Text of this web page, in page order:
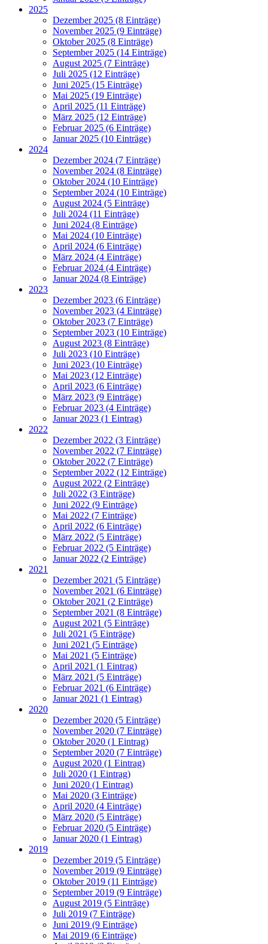
2025
Dezember 2025 (8 Einträge)
November 2025 (9 Einträge)
Oktober 2025 (8 Einträge)
September 2025 (14 Einträge)
August 2025 (7 Einträge)
Juli 2025 (12 Einträge)
Juni 2025 (15 Einträge)
Mai 2025 (19 Einträge)
April 2025 (11 Einträge)
März 2025 (12 Einträge)
Februar 2025 (6 Einträge)
Januar 2025 (10 Einträge)
2024
Dezember 2024 (7 Einträge)
November 2024 (8 Einträge)
Oktober 2024 (10 Einträge)
September 2024 (10 Einträge)
August 2024 (5 Einträge)
Juli 2024 (11 Einträge)
Juni 2024 (8 Einträge)
Mai 2024 (10 Einträge)
April 2024 (6 Einträge)
März 2024 (4 Einträge)
Februar 2024 (4 Einträge)
Januar 2024 (8 Einträge)
2023
Dezember 2023 (6 Einträge)
November 2023 (4 Einträge)
Oktober 2023 (7 Einträge)
September 2023 (10 Einträge)
August 2023 (8 Einträge)
Juli 2023 (10 Einträge)
Juni 2023 (10 Einträge)
Mai 2023 (12 Einträge)
April 2023 (6 Einträge)
März 2023 (9 Einträge)
Februar 2023 (4 Einträge)
Januar 2023 (1 Eintrag)
2022
Dezember 2022 (3 Einträge)
November 2022 (7 Einträge)
Oktober 2022 (7 Einträge)
September 2022 (12 Einträge)
August 2022 (2 Einträge)
Juli 2022 (3 Einträge)
Juni 2022 (9 Einträge)
Mai 2022 (7 Einträge)
April 2022 (6 Einträge)
März 2022 (5 Einträge)
Februar 2022 (5 Einträge)
Januar 2022 (2 Einträge)
2021
Dezember 2021 (5 Einträge)
November 2021 (6 Einträge)
Oktober 2021 (2 Einträge)
September 2021 (8 Einträge)
August 2021 (5 Einträge)
Juli 2021 (5 Einträge)
Juni 2021 (5 Einträge)
Mai 2021 (5 Einträge)
April 2021 (1 Eintrag)
März 2021 (5 Einträge)
Februar 2021 (6 Einträge)
Januar 2021 (1 Eintrag)
2020
Dezember 2020 (5 Einträge)
November 2020 (7 Einträge)
Oktober 2020 (1 Eintrag)
September 2020 (7 Einträge)
August 2020 (1 Eintrag)
Juli 2020 (1 Eintrag)
Juni 2020 (1 Eintrag)
Mai 2020 (3 Einträge)
April 2020 (4 Einträge)
März 2020 (5 Einträge)
Februar 2020 (5 Einträge)
Januar 2020 (1 Eintrag)
2019
Dezember 2019 (5 Einträge)
November 2019 (9 Einträge)
Oktober 2019 (11 Einträge)
September 2019 (9 Einträge)
August 2019 (5 Einträge)
Juli 2019 (7 Einträge)
Juni 2019 (9 Einträge)
Mai 2019 (6 Einträge)